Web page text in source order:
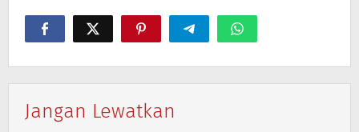
Jangan Lewatkan